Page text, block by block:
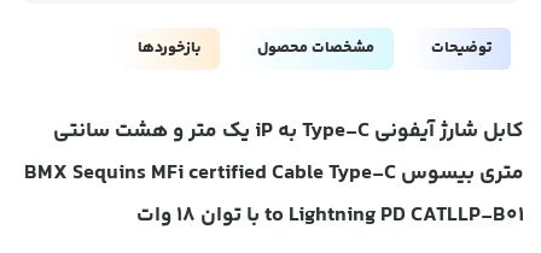
توضیحات مشخصات محصول بازخوردها
کابل شارژ آیفونی Type-C به iP یک متر و هشت سانتی
متری بیسوس BMX Sequins MFi certified Cable Type-C
to Lightning PD CATLLP-B01 با توان 18 وات